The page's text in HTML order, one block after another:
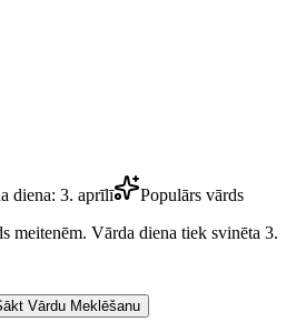
diena: 3. aprīlī
Populārs vārds
meitenēm. Vārda diena tiek svinēta 3.
Vārdu Meklēšanu